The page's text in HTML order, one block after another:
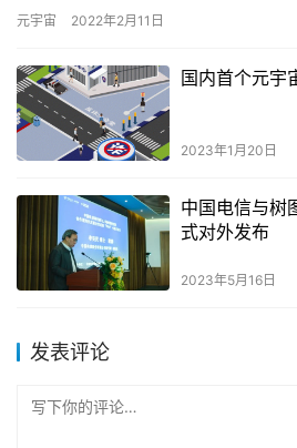
元宇宙 2022年2月11日
国内首个元宇
2023年1月20日
中国电信与树
式对外发布
2023年5月16日
发表评论